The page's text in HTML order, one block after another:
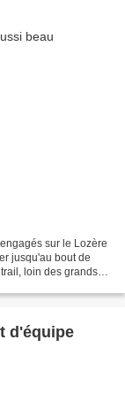
sur le Lozère
jusqu'au bout de
loin des grands
d'équipe